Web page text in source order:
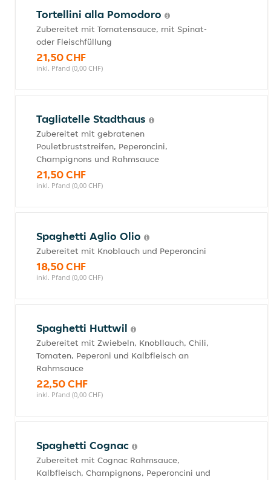
Tortellini alla Pomodoro
Zubereitet mit Tomatensauce, mit Spinat-
oder Fleischfüllung
21,50 CHF
inkl. Pfand (0,00 CHF)
Tagliatelle Stadthaus
Zubereitet mit gebratenen
Pouletbruststreifen, Peperoncini,
Champignons und Rahmsauce
21,50 CHF
inkl. Pfand (0,00 CHF)
Spaghetti Aglio Olio
Zubereitet mit Knoblauch und Peperoncini
18,50 CHF
inkl. Pfand (0,00 CHF)
Spaghetti Huttwil
Zubereitet mit Zwiebeln, Knobllauch, Chili,
Tomaten, Peperoni und Kalbfleisch an
Rahmsauce
22,50 CHF
inkl. Pfand (0,00 CHF)
Spaghetti Cognac
Zubereitet mit Cognac Rahmsauce,
Kalbfleisch, Champignons, Peperoncini und